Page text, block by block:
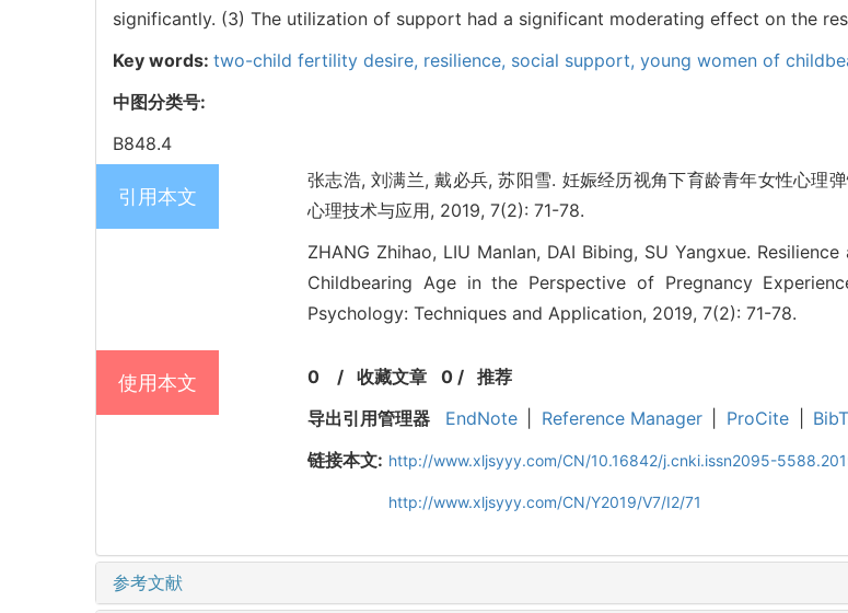
significantly. (3) The utilization of support had a significant moderating effect on the
Key words: two-child fertility desire, resilience, social support, young women of
中图分类号:
B848.4
引用本文
张志浩, 刘满兰, 戴必兵, 苏阳雪. 妊娠经历视角下育龄青年女性心理
心理技术与应用, 2019, 7(2): 71-78.
ZHANG Zhihao, LIU Manlan, DAI Bibing, SU Yangxue.
Childbearing Age in the Perspective of Pregnancy
Psychology: Techniques and Application, 2019, 7(2): 71-78.
使用本文 0 / 收藏文章 0/ 推荐
导出引用管理器
EndNote Reference Manager ProCite
链接本文: http://www.xljsyyy.com/CN/10.16842/j.cnki.issn2095-
http://www.xljsyyy.com/CN/Y2019/V7/I2/71
参考文献